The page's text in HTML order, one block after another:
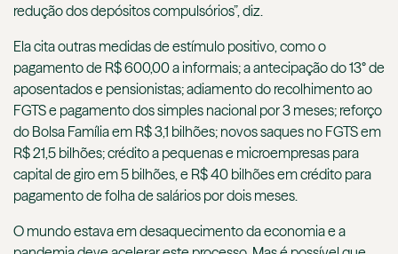
redução dos depósitos compulsórios”, diz.
Ela cita outras medidas de estímulo positivo, como o
pagamento de R$ 600,00 a informais; a antecipação do 13° de
aposentados e pensionistas; adiamento do recolhimento ao
FGTS e pagamento dos simples nacional por 3 meses; reforço
do Bolsa Família em R$ 3,1 bilhões; novos saques no FGTS em
R$ 21,5 bilhões; crédito a pequenas e microempresas para
capital de giro em 5 bilhões, e R$ 40 bilhões em crédito para
pagamento de folha de salários por dois meses.
O mundo estava em desaquecimento da economia e a